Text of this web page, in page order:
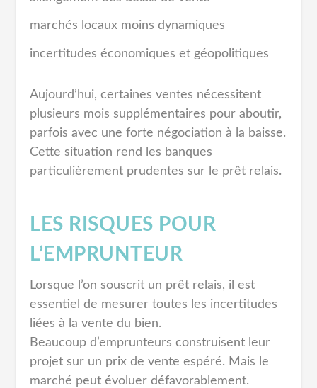
marchés locaux moins dynamiques
incertitudes économiques et géopolitiques
Aujourd’hui, certaines ventes nécessitent
plusieurs mois supplémentaires pour aboutir,
parfois avec une forte négociation à la baisse.
Cette situation rend les banques
particulièrement prudentes sur le prêt relais.
LES RISQUES POUR
L’EMPRUNTEUR
Lorsque l’on souscrit un prêt relais, il est
essentiel de mesurer toutes les incertitudes
liées à la vente du bien.
Beaucoup d’emprunteurs construisent leur
projet sur un prix de vente espéré. Mais le
marché peut évoluer défavorablement.